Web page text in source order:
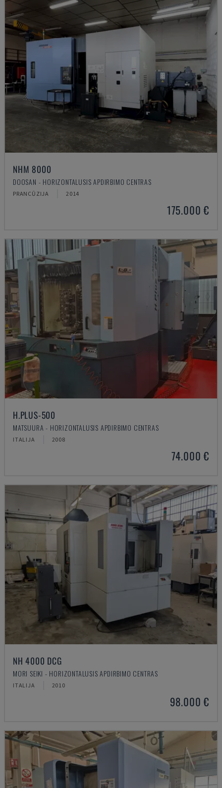
NHM 8000
DOOSAN - HORIZONTALUSIS APDIRBIMO CENTRAS
PRANCŪZIJA 2014
175.000 €
H.PLUS-500
MATSUURA - HORIZONTALUSIS APDIRBIMO CENTRAS
ITALIJA 2008
74.000 €
NH 4000 DCG
MORI SEIKI - HORIZONTALUSIS APDIRBIMO CENTRAS
ITALIJA 2010
98.000 €